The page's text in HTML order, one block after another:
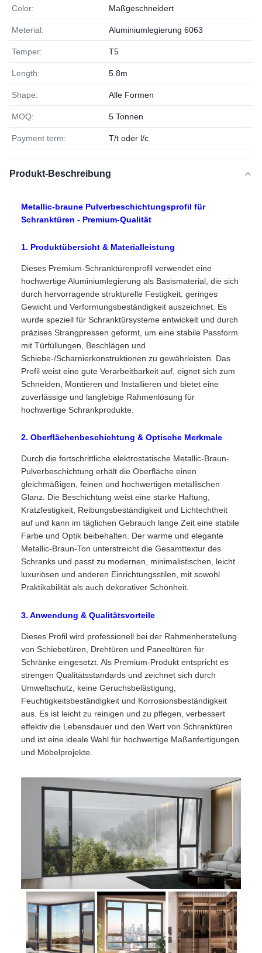
Color: Maßgeschneidert
Meterial: Aluminiumlegierung 6063
Temper: T5
Length: 5.8m
Shape: Alle Formen
MOQ: 5 Tonnen
Payment term: T/t oder l/c
Produkt-Beschreibung
Metallic-braune Pulverbeschichtungsprofil für
Schranktüren - Premium-Qualität
1. Produktübersicht & Materialleistung
Dieses Premium-Schranktürenprofil verwendet eine
hochwertige Aluminiumlegierung als Basismaterial, die sich
durch hervorragende strukturelle Festigkeit, geringes
Gewicht und Verformungsbeständigkeit auszeichnet. Es
wurde speziell für Schranktürsysteme entwickelt und durch
präzises Strangpressen geformt, um eine stabile Passform
mit Türfüllungen, Beschlägen und
Schiebe-/Scharnierkonstruktionen zu gewährleisten. Das
Profil weist eine gute Verarbeitbarkeit auf, eignet sich zum
Schneiden, Montieren und Installieren und bietet eine
zuverlässige und langlebige Rahmenlösung für
hochwertige Schrankprodukte.
2. Oberflächenbeschichtung & Optische Merkmale
Durch die fortschrittliche elektrostatische Metallic-Braun-
Pulverbeschichtung erhält die Oberfläche einen
gleichmäßigen, feinen und hochwertigen metallischen
Glanz. Die Beschichtung weist eine starke Haftung,
Kratzfestigkeit, Reibungsbeständigkeit und Lichtechtheit
auf und kann im täglichen Gebrauch lange Zeit eine stabile
Farbe und Optik beibehalten. Der warme und elegante
Metallic-Braun-Ton unterstreicht die Gesamttextur des
Schranks und passt zu modernen, minimalistischen, leicht
luxuriösen und anderen Einrichtungsstilen, mit sowohl
Praktikabilität als auch dekorativer Schönheit.
3. Anwendung & Qualitätsvorteile
Dieses Profil wird professionell bei der Rahmenherstellung
von Schiebetüren, Drehtüren und Paneeltüren für
Schränke eingesetzt. Als Premium-Produkt entspricht es
strengen Qualitätsstandards und zeichnet sich durch
Umweltschutz, keine Geruchsbelästigung,
Feuchtigkeitsbeständigkeit und Korrosionsbeständigkeit
aus. Es ist leicht zu reinigen und zu pflegen, verbessert
effektiv die Lebensdauer und den Wert von Schranktüren
und ist eine ideale Wahl für hochwertige Maßanfertigungen
und Möbelprojekte.